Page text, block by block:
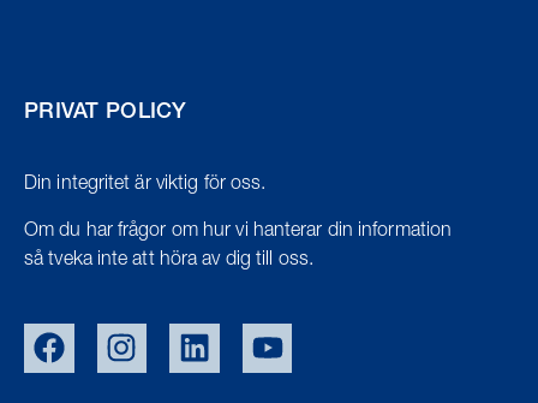
PRIVAT POLICY
Din integritet är viktig för oss.
Om du har frågor om hur vi hanterar din information
så tveka inte att höra av dig till oss.